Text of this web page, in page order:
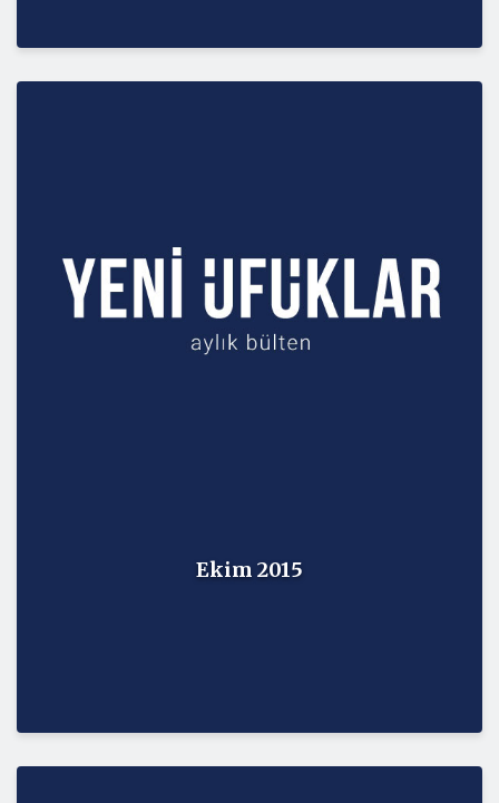
Ekim 2015